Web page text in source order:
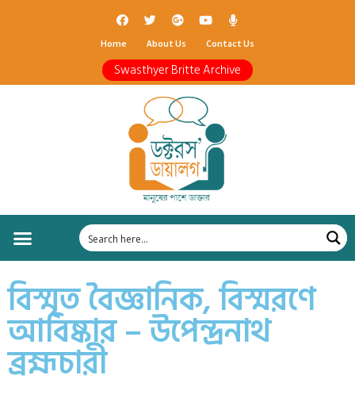
Home About Us Contact Us
Swasthyer Britte Archive
বিস্মৃত বৈজ্ঞানিক, বিস্মরণে
আবিষ্কার – উপেন্দ্রনাথ
ব্রহ্মচারী